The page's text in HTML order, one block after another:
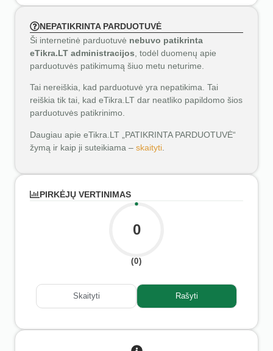
NEPATIKRINTA PARDUOTUVĖ
Ši internetinė parduotuvė nebuvo patikrinta
eTikra.LT administracijos , todėl duomenų apie
parduotuvės patikimumą šiuo metu neturime.
Tai nereiškia, kad parduotuvė yra nepatikima. Tai
reiškia tik tai, kad eTikra.LT dar neatliko papildomo šios
parduotuvės patikrinimo.
Daugiau apie eTikra.LT „PATIKRINTA PARDUOTUVĖ“
žymą ir kaip ji suteikiama – skaityti
PIRKĖJŲ VERTINIMAS
0
(0)
Skaityti Rašyti